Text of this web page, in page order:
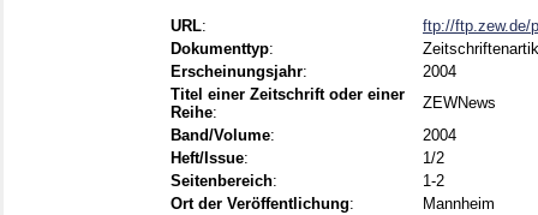
URL:
ftp://ftp.zew.de/
Dokumenttyp:
Erscheinungsjahr:
2004
Titel einer Zeitschrift oder einer
Reihe:
ZEWNews
Band/Volume:
2004
Heft/Issue:
1/2
Seitenbereich:
1-2
Ort der Veröffentlichung:
Mannheim